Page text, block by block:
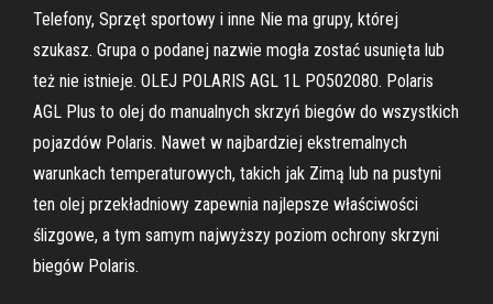
Telefony, Sprzęt sportowy i inne Nie ma grupy, której
szukasz. Grupa o podanej nazwie mogła zostać usunięta lub
też nie istnieje. OLEJ POLARIS AGL 1L PO502080. Polaris
AGL Plus to olej do manualnych skrzyń biegów do wszystkich
pojazdów Polaris. Nawet w najbardziej ekstremalnych
warunkach temperaturowych, takich jak Zimą lub na pustyni
ten olej przekładniowy zapewnia najlepsze właściwości
ślizgowe, a tym samym najwyższy poziom ochrony skrzyni
biegów Polaris.